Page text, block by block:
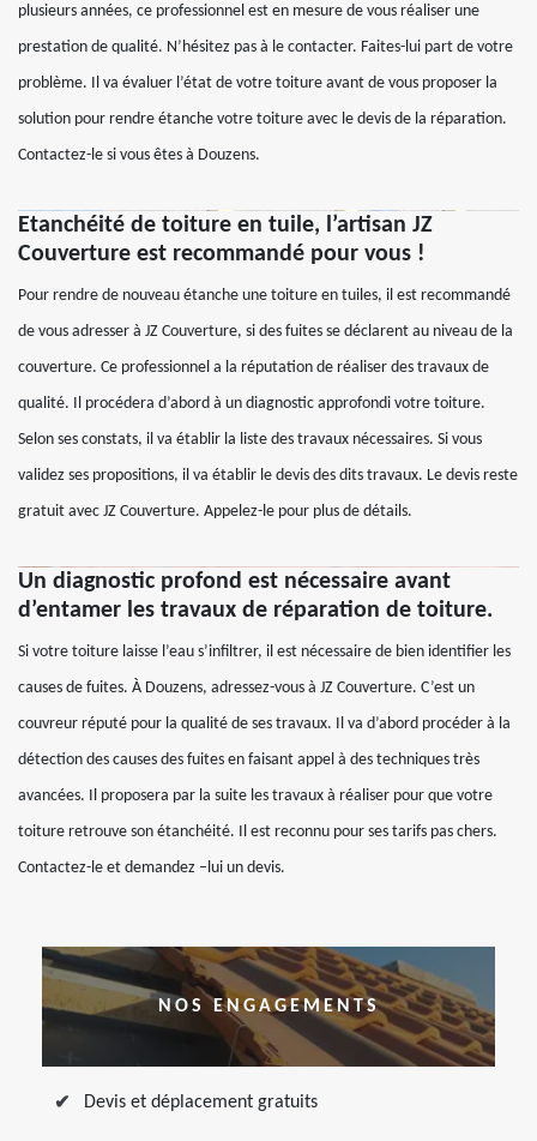
plusieurs années, ce professionnel est en mesure de vous réaliser une
prestation de qualité. N’hésitez pas à le contacter. Faites-lui part de votre
problème. Il va évaluer l’état de votre toiture avant de vous proposer la
solution pour rendre étanche votre toiture avec le devis de la réparation.
Contactez-le si vous êtes à Douzens.
Etanchéité de toiture en tuile, l’artisan JZ
Couverture est recommandé pour vous !
Pour rendre de nouveau étanche une toiture en tuiles, il est recommandé
de vous adresser à JZ Couverture, si des fuites se déclarent au niveau de la
couverture. Ce professionnel a la réputation de réaliser des travaux de
qualité. Il procédera d’abord à un diagnostic approfondi votre toiture.
Selon ses constats, il va établir la liste des travaux nécessaires. Si vous
validez ses propositions, il va établir le devis des dits travaux. Le devis reste
gratuit avec JZ Couverture. Appelez-le pour plus de détails.
Un diagnostic profond est nécessaire avant
d’entamer les travaux de réparation de toiture.
Si votre toiture laisse l’eau s’infiltrer, il est nécessaire de bien identifier les
causes de fuites. À Douzens, adressez-vous à JZ Couverture. C’est un
couvreur réputé pour la qualité de ses travaux. Il va d’abord procéder à la
détection des causes des fuites en faisant appel à des techniques très
avancées. Il proposera par la suite les travaux à réaliser pour que votre
toiture retrouve son étanchéité. Il est reconnu pour ses tarifs pas chers.
Contactez-le et demandez –lui un devis.
NOS ENGAGEMENTS
Devis et déplacement gratuits